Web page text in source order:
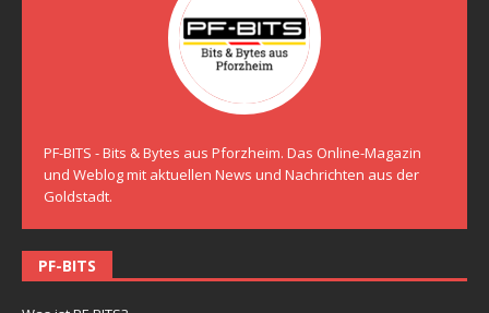
PF-BITS - Bits & Bytes aus Pforzheim. Das Online-Magazin
und Weblog mit aktuellen News und Nachrichten aus der
Goldstadt.
PF-BITS